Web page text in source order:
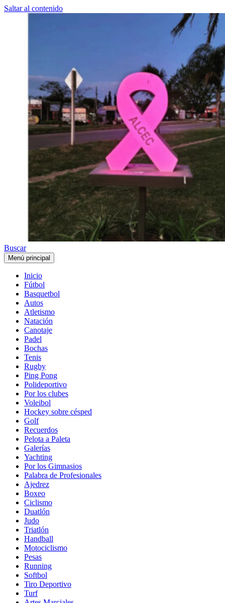
Saltar al contenido
Buscar
Menú principal
Inicio
Fútbol
Basquetbol
Autos
Atletismo
Natación
Canotaje
Padel
Bochas
Tenis
Rugby
Ping Pong
Polideportivo
Por los clubes
Voleibol
Hockey sobre césped
Golf
Recuerdos
Pelota a Paleta
Galerías
Yachting
Por los Gimnasios
Palabra de Profesionales
Ajedrez
Boxeo
Ciclismo
Duatlón
Judo
Triatlón
Handball
Motociclismo
Pesas
Running
Softbol
Tiro Deportivo
Turf